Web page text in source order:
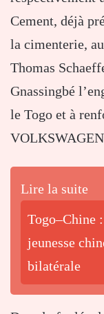
Cement, déjà
la cimenterie,
Thomas
Gnassingbé
le Togo et à
Lire la suite
Togo–Chine
jeunesse
bilatérale